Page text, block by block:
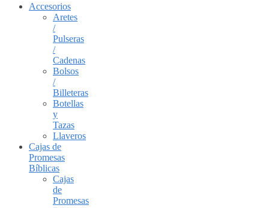
Accesorios
Aretes
/
Pulseras
/
Cadenas
Bolsos
/
Billeteras
Botellas
y
Tazas
Llaveros
Cajas de
Promesas
Bíblicas
Cajas
de
Promesas